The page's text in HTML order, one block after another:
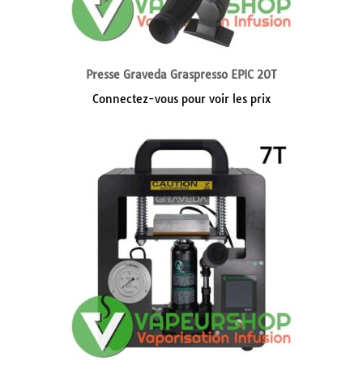
Presse Graveda Graspresso EPIC 20T
Connectez-vous pour voir les prix